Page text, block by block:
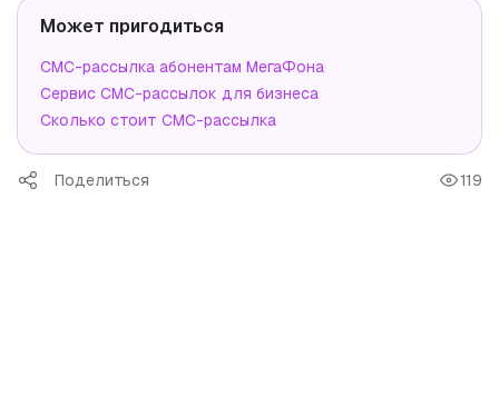
Может пригодиться
СМС-рассылка абонентам МегаФона
Сервис СМС-рассылок для бизнеса
Сколько стоит СМС-рассылка
Поделиться 119